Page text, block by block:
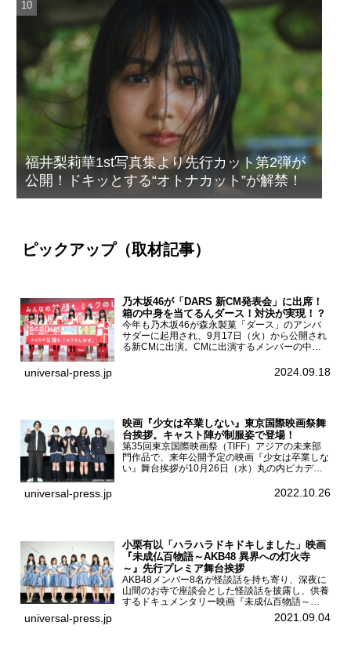
福井梨莉華1st写真集より先行カット第2弾が
公開！ドキッとする“オトナカット”が解禁！
ピックアップ（取材記事）
乃木坂46が「DARS 新CM発表会」に出席！
箱の中身を当てるんダース！対決が実現！？
今年も乃木坂46が森永製菓「ダース」のアンバ
サダーに起用され、9月17日（火）から公開され
る新CMに出演。CMに出演するメンバーの中か
一ノ瀬美空、菅原咲月が都内にて開催された
universal-press.jp 2024.09.18
映画『少女は卒業しない』東京国際映画祭舞
台挨拶。キャスト陣が制服姿で登場！
第35回東京国際映画祭（TIFF）アジアの未来部
門作品で、来年公開予定の映画『少女は卒業しな
い』舞台挨拶が10月26日（水）丸の内ピカデリ
宮山莉渚、中井友望、監督の中川駿が登壇。映画
universal-press.jp 2022.10.26
小栗有以「ハラハラドキドキしました」映画
『未成仏百物語～AKB48 異界への灯火寺
～』先行プレミア舞台挨拶
AKB48メンバー8名が怪談話を持ち寄り、深夜に
山間のお寺で座談会とした怪談話を披露し、供養
するドキュメンタリー映画『未成仏百物語～
AKB48異界への灯火寺～』の先行プレミア舞台
挨拶が東京・ユナイテッド・シネマ豊洲で開催さ
universal-press.jp 2021.09.04